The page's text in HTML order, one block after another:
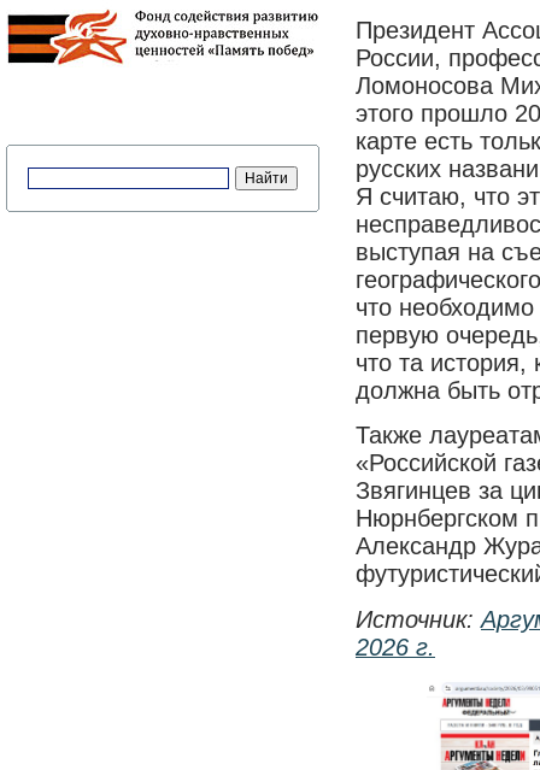
Президент
России,
Ломоносова
этого прошло
карте есть
русских
Я считаю, что
выступая на
что необходимо
первую
что та
должна быть
Также
«Российской
Звягинцев за
Нюрнбергском
Александр
Источник:
2026 г.